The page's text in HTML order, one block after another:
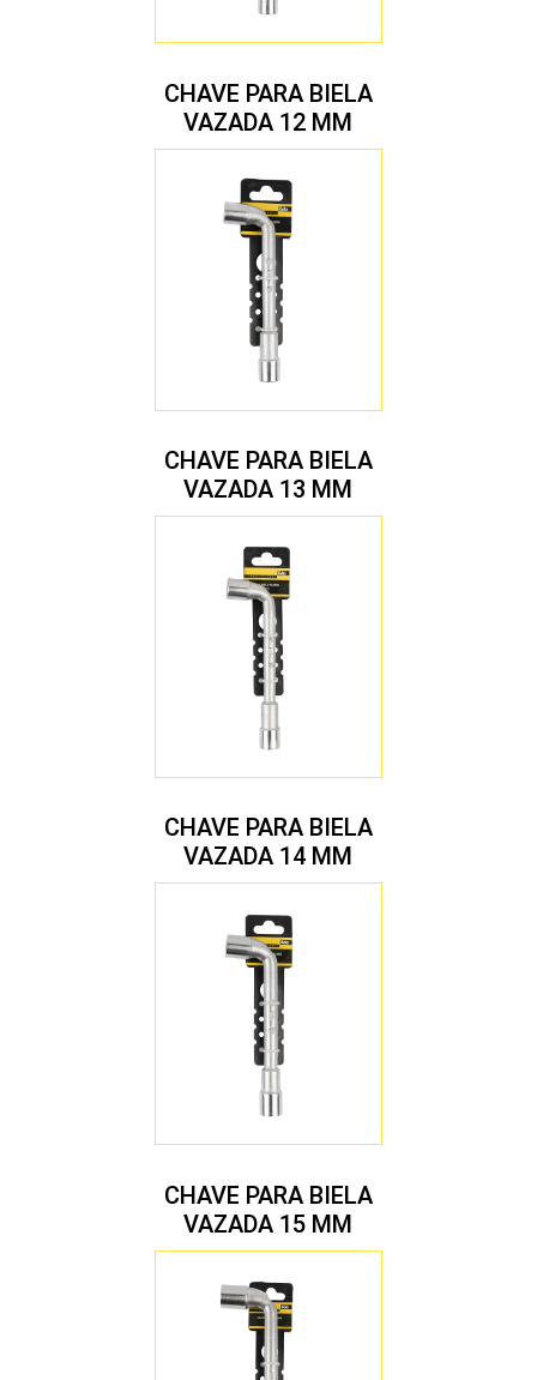
CHAVE PARA BIELA
VAZADA 12 MM
CHAVE PARA BIELA
VAZADA 13 MM
CHAVE PARA BIELA
VAZADA 14 MM
CHAVE PARA BIELA
VAZADA 15 MM